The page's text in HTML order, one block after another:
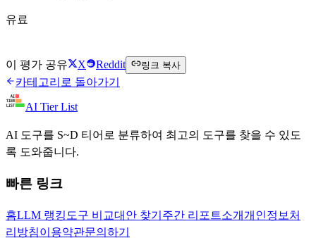
유료
이 평가 공유 X Reddit 링크 복사
카테고리로 돌아가기
AI Tier List
AI 도구를 S~D 티어로 분류하여 최고의 도구를 찾을 수 있도
록 도와줍니다.
빠른 링크
홈LLM 랭킹 도구 비교대안 찾기 주간 리포트소개개인정보처
리방침이용약관문의하기